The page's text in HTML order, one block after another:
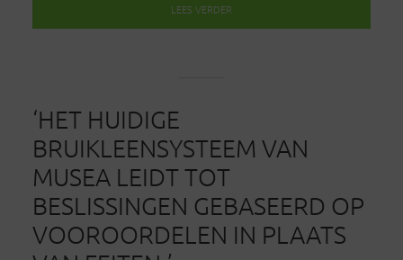
LEES VERDER
‘HET HUIDIGE
BRUIKLEENSYSTEEM VAN
MUSEA LEIDT TOT
BESLISSINGEN GEBASEERD OP
VOOROORDELEN IN PLAATS